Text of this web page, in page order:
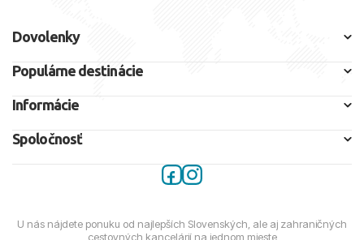
Dovolenky
Populárne destinácie
Informácie
Spoločnosť
U nás nájdete ponuku od najlepších Slovenských, ale aj zahraničných
cestovných kancelárií na jednom mieste